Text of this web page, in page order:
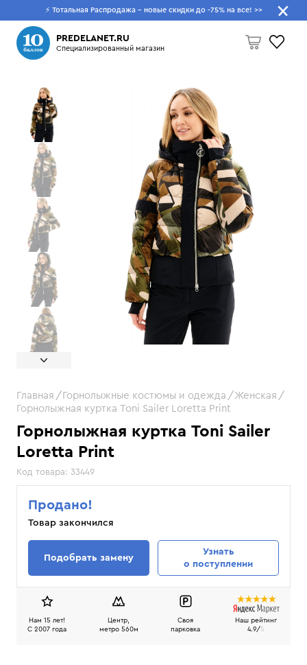
⚡ Тотальная Распродажа - новые скидки до -75% на все! >>
PREDELANET.RU
Специализированный магазин
Пусто
Что будем искать?
Горнолыжная куртка Toni Sailer
Loretta Print
Код товара: 33449
Главная Горнолыжные костюмы и одежда
Женская
Горнолыжная куртка Toni Sailer Loretta Print
Продано!
Товар закончился
Подобрать замену
Узнать
о поступлении
Нам 15 лет!
C 2007 года
Центр,
метро 560м
Своя
парковка
Наш рейтинг
4.9/5